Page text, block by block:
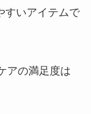
すいアイテムで
アの満足度は